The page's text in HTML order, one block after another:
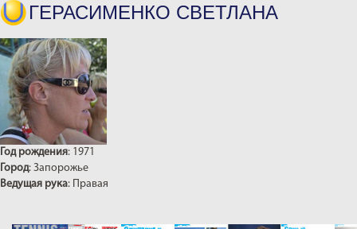
ГЕРАСИМЕНКО СВЕТЛАНА
Год рождения: 1971
Город: Запорожье
Ведущая рука: Правая